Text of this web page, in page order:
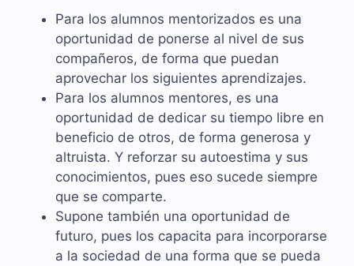
Para los alumnos mentorizados es una
oportunidad de ponerse al nivel de sus
compañeros, de forma que puedan
aprovechar los siguientes aprendizajes.
Para los alumnos mentores, es una
oportunidad de dedicar su tiempo libre en
beneficio de otros, de forma generosa y
altruista. Y reforzar su autoestima y sus
conocimientos, pues eso sucede siempre
que se comparte.
Supone también una oportunidad de
futuro, pues los capacita para incorporarse
a la sociedad de una forma que se pueda